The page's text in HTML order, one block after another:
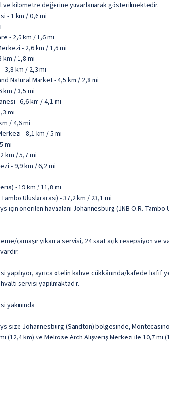
ve kilometre değerine yuvarlanarak gösterilmektedir.
- 1 km / 0,6 mi
- 2,6 km / 1,6 mi
- 2,6 km / 1,6 mi
km / 1,8 mi
3,8 km / 2,3 mi
Natural Market - 4,5 km / 2,8 mi
km / 3,5 mi
- 6,6 km / 4,1 mi
mi
/ 4,6 mi
- 8,1 km / 5 mi
mi
km / 5,7 mi
- 9,9 km / 6,2 mi
- 19 km / 11,8 mi
Uluslararası) - 37,2 km / 23,1 mi
için önerilen havaalanı Johannesburg (JNB-O.R. Tambo
çamaşır yıkama servisi, 24 saat açık resepsiyon
yapılıyor, ayrıca otelin kahve dükkânında/kafede hafif
servisi yapılmaktadır.
yakınında
size Johannesburg (Sandton) bölgesinde,
(12,4 km) ve Melrose Arch Alışveriş Merkezi ile 10,7 mi